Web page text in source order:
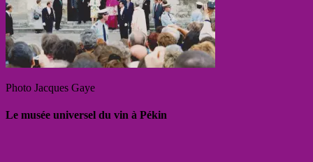
Photo Jacques Gaye
Le musée universel du vin à Pékin